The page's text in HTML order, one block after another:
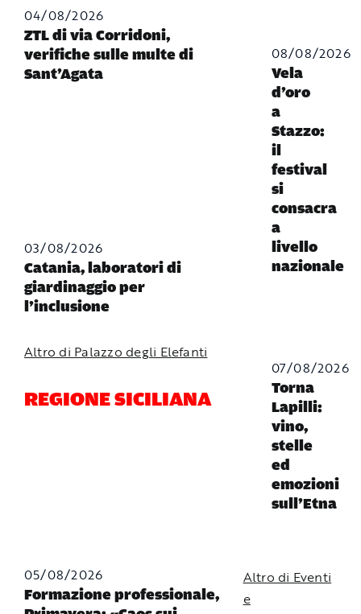
04/08/2026
ZTL di via Corridoni,
verifiche sulle multe di
Sant’Agata
03/08/2026
Catania, laboratori di
giardinaggio per
l’inclusione
Altro di Palazzo degli Elefanti
REGIONE SICILIANA
05/08/2026
Formazione professionale,
08/08/2026
Vela
d’oro
a
Stazzo:
il
festival
si
consacra
a
livello
nazionale
07/08/2026
Torna
Lapilli:
vino,
stelle
ed
emozioni
sull’Etna
Altro di Eventi
e